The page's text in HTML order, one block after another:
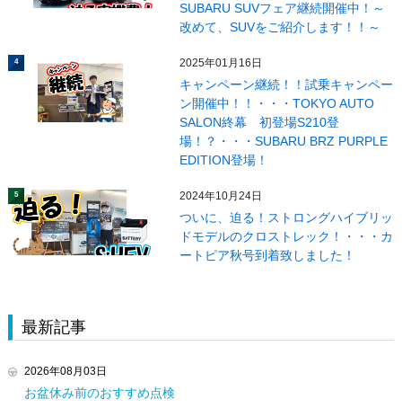
SUBARU SUVフェア継続開催中！～
改めて、SUVをご紹介します！！～
4 2025年01月16日
キャンペーン継続！！試乗キャンペー
ン開催中！！・・・TOKYO AUTO
SALON終幕 初登場S210登
場！？・・・SUBARU BRZ PURPLE
EDITION登場！
5 2024年10月24日
ついに、迫る！ストロングハイブリッ
ドモデルのクロストレック！・・・カ
ートピア秋号到着致しました！
最新記事
2026年08月03日
お盆休み前のおすすめ点検